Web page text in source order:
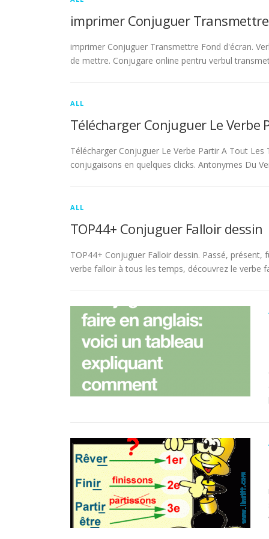
imprimer Conjuguer
imprimer Conjuguer Transmettre Fond d'écran.
de mettre. Conjugare online pentru verbul
ALL
Télécharger Conjuguer Le Verbe
Télécharger Conjuguer Le Verbe Partir A Tout
conjugaisons en quelques clicks. Antonymes Du
ALL
TOP44+ Conjuguer Falloir dessin
TOP44+ Conjuguer Falloir dessin. Passé,
verbe falloir à tous les temps, découvrez le verbe